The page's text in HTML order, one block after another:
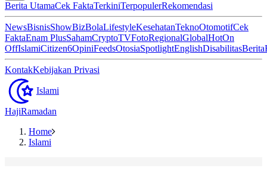
Berita UtamaCek FaktaTerkiniTerpopulerRekomendasi
NewsBisnisShowBizBolaLifestyleKesehatanTeknoOtomotifCek
FaktaEnam PlusSahamCryptoTVFotoRegionalGlobalHotOn
OffIslamiCitizen6OpiniFeedsOtosiaSpotlightEnglishDisabilitasBerita
KontakKebijakan Privasi
Islami
HajiRamadan
Home
Islami